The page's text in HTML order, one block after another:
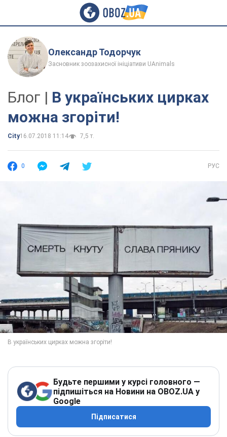
Олександр Тодорчук
Засновник зоозахисної ініціативи UAnimals
Блог | В українських цирках
можна згоріти!
City16.07.2018 11:14 7,5 т.
0 РУС
Будьте першими у курсі головного —
підпишіться на Новини на OBOZ.UA у
Google
Підписатися